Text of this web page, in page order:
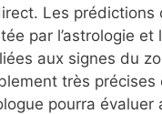
Les prédictions
par l’astrologie et
aux signes du
très précises
pourra évaluer